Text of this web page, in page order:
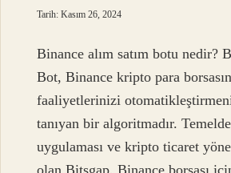
Tarih: Kasım 26, 2024
Binance alım satım botu nedir?
Bot, Binance kripto para
faaliyetlerinizi
tanıyan bir algoritmadır.
uygulaması ve kripto ticaret